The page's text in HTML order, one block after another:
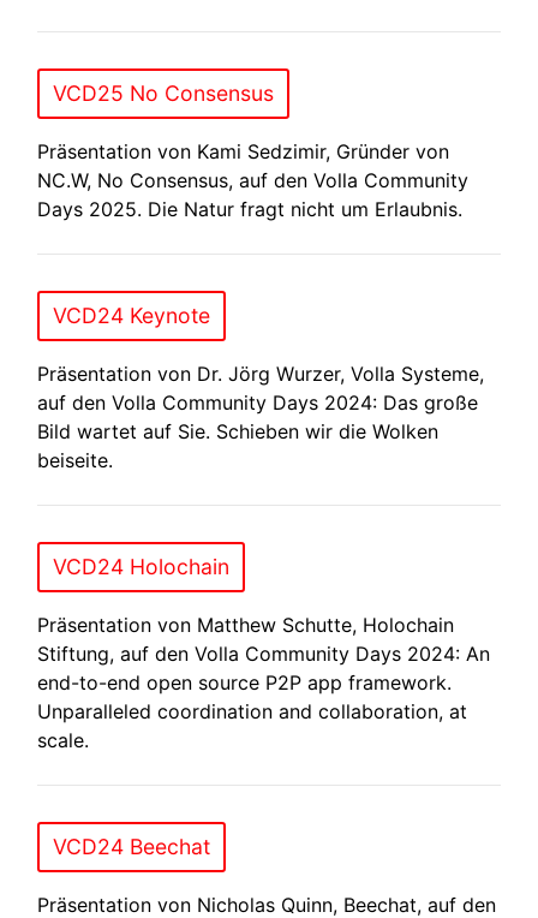
VCD25 No Consensus
Präsentation von Kami Sedzimir, Gründer von
NC.W, No Consensus, auf den Volla Community
Days 2025. Die Natur fragt nicht um Erlaubnis.
VCD24 Keynote
Präsentation von Dr. Jörg Wurzer, Volla Systeme,
auf den Volla Community Days 2024: Das große
Bild wartet auf Sie. Schieben wir die Wolken
beiseite.
VCD24 Holochain
Präsentation von Matthew Schutte, Holochain
Stiftung, auf den Volla Community Days 2024: An
end-to-end open source P2P app framework.
Unparalleled coordination and collaboration, at
scale.
VCD24 Beechat
Präsentation von Nicholas Quinn, Beechat, auf den